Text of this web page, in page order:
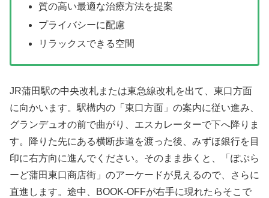
質の高い最適な治療方法を提案
プライバシーに配慮
リラックスできる空間
JR蒲田駅の中央改札または東急線改札を出て、東口方面
に向かいます。駅構内の「東口方面」の案内に従い進み、
グランデュオの前で曲がり、エスカレーターで下へ降りま
す。降りた先にある横断歩道を渡った後、みずほ銀行を目
印に右方向に進んでください。そのまま歩くと、「ぽぷら
ーど蒲田東口商店街」のアーケードが見えるので、さらに
直進します。途中、BOOK-OFFが右手に現れたらそこで